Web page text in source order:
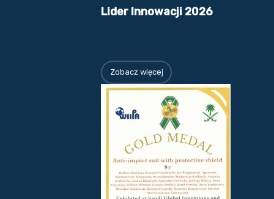
Lider Innowacji 2026
Zobacz więcej